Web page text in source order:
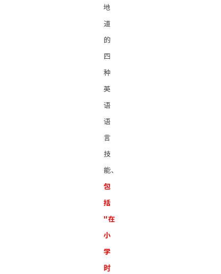
地
道
的
四
种
英
语
语
言
技
能、
包
括
"在
小
学
时